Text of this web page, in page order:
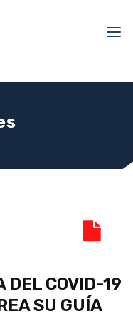
DEL COVID-19
SU GUÍA